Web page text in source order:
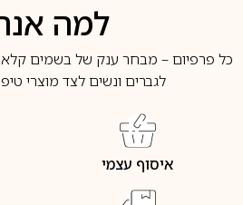
למה
כל פרפיום – מבחר ענק של בשמים
לגברים ונשים לצד מוצרי
איסוף עצמי